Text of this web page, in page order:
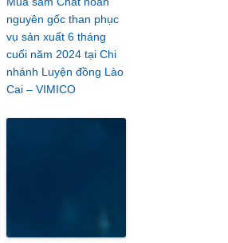
nguyên gốc than phục
vụ sản xuất 6 tháng
cuối năm 2024 tại Chi
nhánh Luyện đồng Lào
Cai – VIMICO